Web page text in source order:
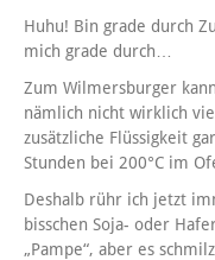
Huhu! Bin grade durch
mich grade durch…
Zum Wilmersburger
nämlich nicht wirklich
zusätzliche Flüssigkeit
Stunden bei 200°C im
Deshalb rühr ich jetzt
bisschen Soja- oder
„Pampe“, aber es